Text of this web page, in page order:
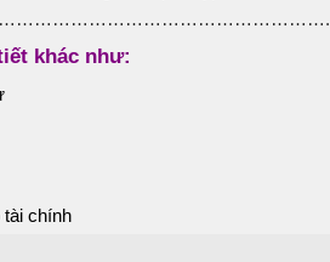
khác như:
tài chính